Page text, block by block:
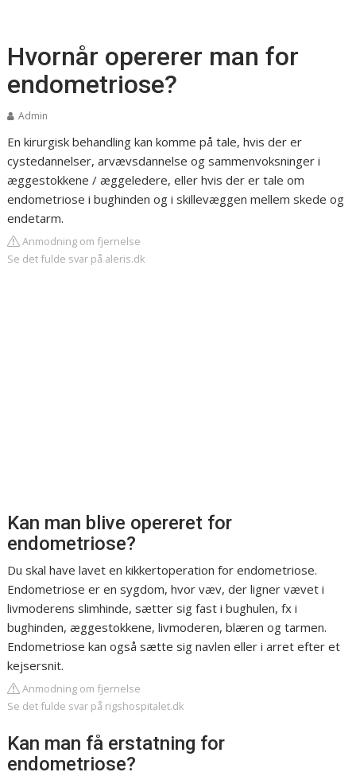
Hvornår opererer man for
endometriose?
Admin
En kirurgisk behandling kan komme på tale, hvis der er
cystedannelser, arvævsdannelse og sammenvoksninger i
æggestokkene / æggeledere, eller hvis der er tale om
endometriose i bughinden og i skillevæggen mellem skede og
endetarm.
Anmodning om fjernelse
Se det fulde svar på aleris.dk
Kan man blive opereret for
endometriose?
Du skal have lavet en kikkertoperation for endometriose.
Endometriose er en sygdom, hvor væv, der ligner vævet i
livmoderens slimhinde, sætter sig fast i bughulen, fx i
bughinden, æggestokkene, livmoderen, blæren og tarmen.
Endometriose kan også sætte sig navlen eller i arret efter et
kejsersnit.
Anmodning om fjernelse
Se det fulde svar på rigshospitalet.dk
Kan man få erstatning for
endometriose?